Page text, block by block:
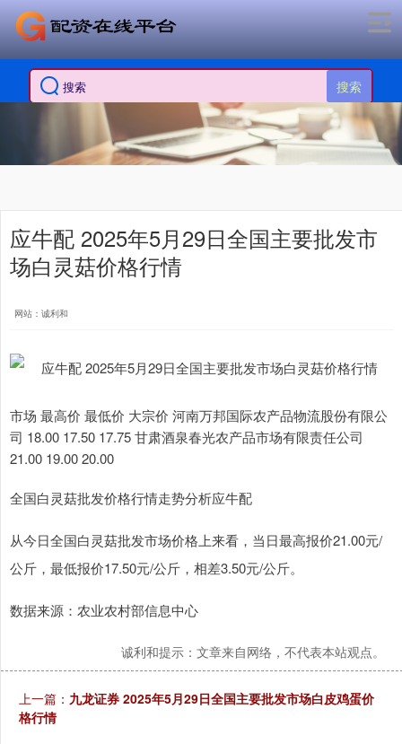
搜索
应牛配 2025年5月29日全国主要批发市
场白灵菇价格行情
网站：诚利和
市场 最高价 最低价 大宗价 河南万邦国际农产品物流股份有限公
司 18.00 17.50 17.75 甘肃酒泉春光农产品市场有限责任公司
21.00 19.00 20.00
全国白灵菇批发价格行情走势分析应牛配
从今日全国白灵菇批发市场价格上来看，当日最高报价21.00元/
公斤，最低报价17.50元/公斤，相差3.50元/公斤。
数据来源：农业农村部信息中心
诚利和提示：文章来自网络，不代表本站观点。
上一篇： 九龙证券 2025年5月29日全国主要批发市场白皮鸡蛋价
格行情